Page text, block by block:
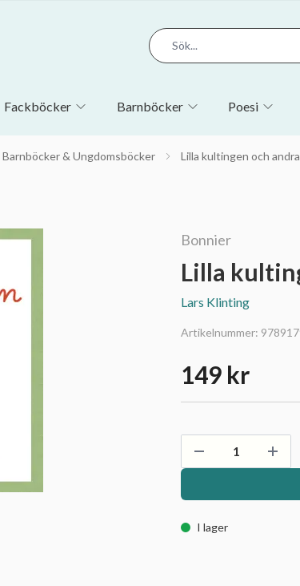
Fackböcker Barnböcker Poesi
Barnböcker & Ungdomsböcker Lilla kultingen och
Bonnier
Lilla
Lars Klinting
Artikelnummer:
149 kr
I lager